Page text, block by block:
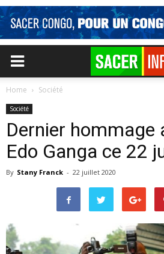
Home Société
Société
Dernier hommage
Edo Ganga ce 22
By Stany Franck - 22 juillet 2020